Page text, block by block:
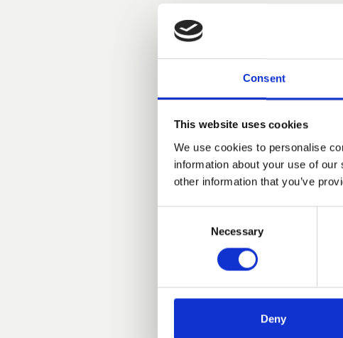
Consent
This website uses cookies
We use cookies to personalise
information about your use of
other information that you’ve
Necessary
Deny
die aus der
von der